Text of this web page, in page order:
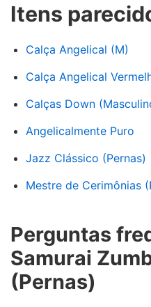
Itens
Calça Angelical (M)
Calça Angelical
Calças Down
Angelicalmente Puro
Jazz Clássico (Pernas)
Mestre de Cerimônias
Perguntas
Samurai
(Pernas)